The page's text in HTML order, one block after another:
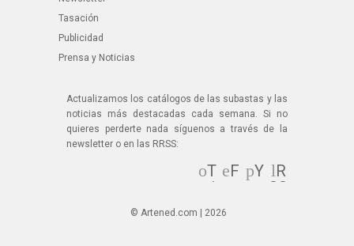
Tasación
Publicidad
Prensa y Noticias
Actualizamos los catálogos de las subastas y las
noticias más destacadas cada semana. Si no
quieres perderte nada síguenos a través de la
newsletter o en las RRSS:
T
wi
er
F
oo
Y
R
SS
© Artened.com | 2026